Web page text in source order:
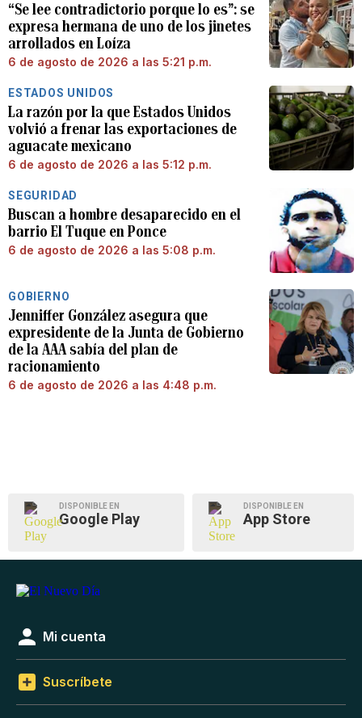
“Se lee contradictorio porque lo es”: se
expresa hermana de uno de los jinetes
arrollados en Loíza
6 de agosto de 2026 a las 5:21 p.m.
ESTADOS UNIDOS
La razón por la que Estados Unidos
volvió a frenar las exportaciones de
aguacate mexicano
6 de agosto de 2026 a las 5:12 p.m.
SEGURIDAD
Buscan a hombre desaparecido en el
barrio El Tuque en Ponce
6 de agosto de 2026 a las 5:08 p.m.
GOBIERNO
Jenniffer González asegura que
expresidente de la Junta de Gobierno
de la AAA sabía del plan de
racionamiento
6 de agosto de 2026 a las 4:48 p.m.
DISPONIBLE EN
Google Play
DISPONIBLE EN
App Store
Mi cuenta
Suscríbete